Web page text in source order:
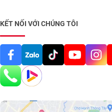
KẾT NỐI VỚI CHÚNG TÔI